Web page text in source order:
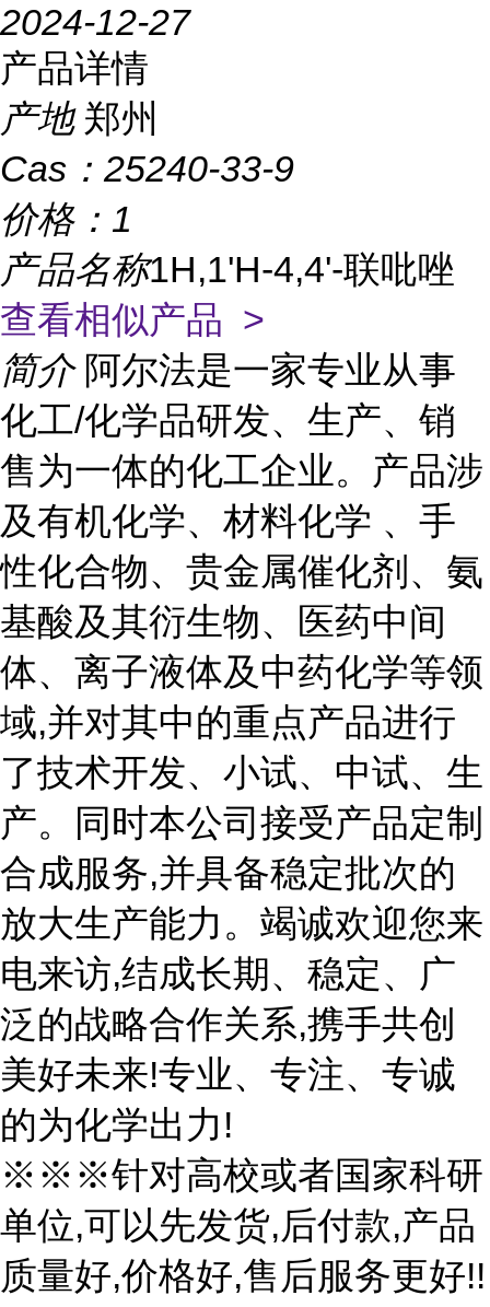
2024-12-27
产品详情
产地 郑州
Cas： 25240-33-9
价格： 1
产品名称1H,1'H-4,4'-联吡唑
查看相似产品 >
简介 阿尔法是一家专业从事
化工/化学品研发、生产、销
售为一体的化工企业。产品涉
及有机化学、材料化学 、手
性化合物、贵金属催化剂、氨
基酸及其衍生物、医药中间
体、离子液体及中药化学等领
域,并对其中的重点产品进行
了技术开发、小试、中试、生
产。同时本公司接受产品定制
合成服务,并具备稳定批次的
放大生产能力。竭诚欢迎您来
电来访,结成长期、稳定、广
泛的战略合作关系,携手共创
美好未来!专业、专注、专诚
的为化学出力!
※※※针对高校或者国家科研
单位,可以先发货,后付款,产品
质量好,价格好,售后服务更好!!